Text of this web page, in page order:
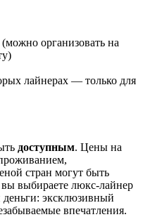
организовать на
лайнерах — только для
доступным. Цены на
стран могут быть
выбираете люкс-лайнер
эксклюзивный
впечатления.